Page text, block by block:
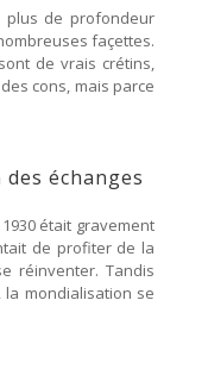
de profondeur
façettes.
de vrais crétins,
cons, mais parce
échanges
était gravement
de profiter de la
réinventer. Tandis
mondialisation se